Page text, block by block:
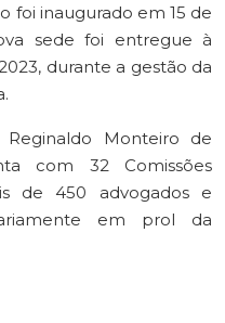
foi inaugurado em 15 de
sede foi entregue à
durante a gestão da
Monteiro de
com 32 Comissões
de 450 advogados e
em prol da